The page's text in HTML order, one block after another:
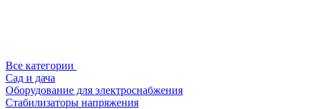
Все категории
Сад и дача
Оборудование для электроснабжения
Стабилизаторы напряжения